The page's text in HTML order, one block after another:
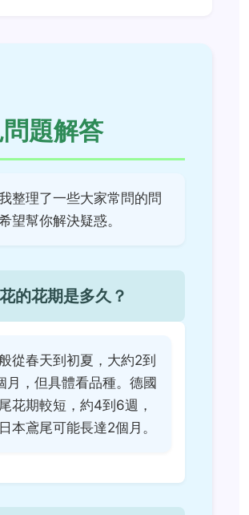
題解答
整理了一些大家常問的問
望幫你解決疑惑。
的花期是多久？
從春天到初夏，大約2到
月，但具體看品種。德國
花期較短，約4到6週，
本鳶尾可能長達2個月。